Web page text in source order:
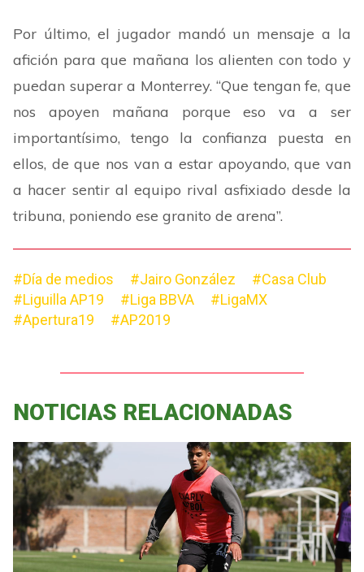
Por último, el jugador mandó un mensaje a la
afición para que mañana los alienten con todo y
puedan superar a Monterrey.“Que tengan fe, que
nos apoyen mañana porque eso va a ser
importantísimo, tengo la confianza puesta en
ellos, de que nos van a estar apoyando, que van
a hacer sentir al equipo rival asfixiado desde la
tribuna, poniendo ese granito de arena”.
#Día de medios #Jairo González
#Casa Club
#Liguilla AP19
#Liga BBVA
#LigaMX
#Apertura19
#AP2019
NOTICIAS RELACIONADAS